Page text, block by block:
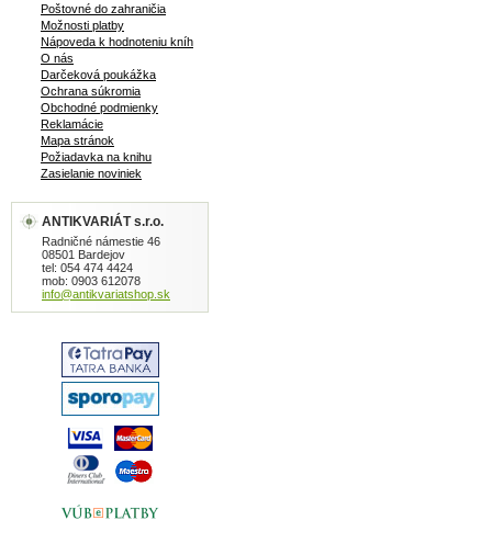
Poštovné do zahraničia
Možnosti platby
Nápoveda k hodnoteniu kníh
O nás
Darčeková poukážka
Ochrana súkromia
Obchodné podmienky
Reklamácie
Mapa stránok
Požiadavka na knihu
Zasielanie noviniek
ANTIKVARIÁT s.r.o.
Radničné námestie 46
08501 Bardejov
tel: 054 474 4424
mob: 0903 612078
info@antikvariatshop.sk